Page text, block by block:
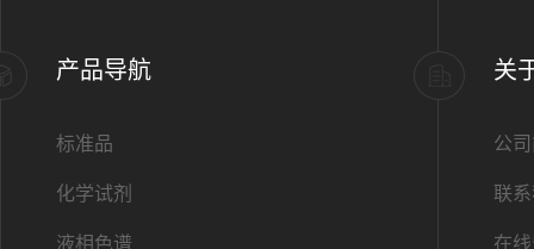
产品导航
标准品
化学试剂
液相色谱
关
公
联
在